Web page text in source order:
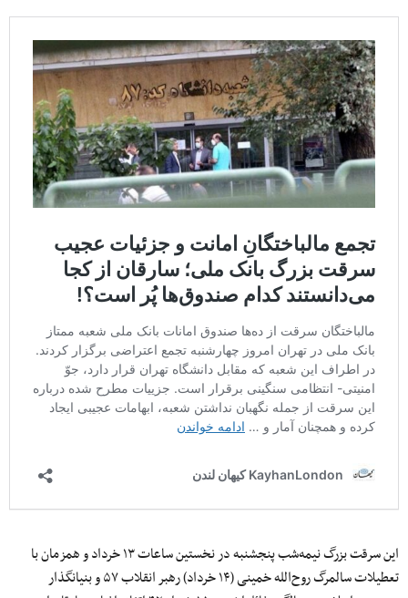
این سرقت بزرگ نیمه‌شب پنجشنبه در نخستین ساعات ۱۳ خرداد و همزمان با
تعطیلات سالمرگ روح‌الله خمینی (۱۴ خرداد) رهبر انقلاب ۵۷ و بنیانگذار